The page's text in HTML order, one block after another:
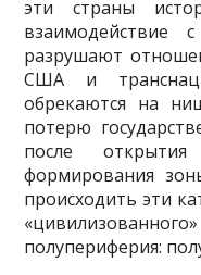
эти страны
взаимодействие
разрушают
США и
обрекаются на
потерю
после
формирования
происходить эти
полупериферия: